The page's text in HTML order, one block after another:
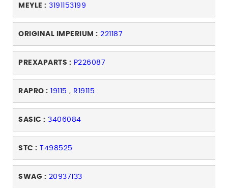
MEYLE : 3191153199
ORIGINAL IMPERIUM : 221187
PREXAPARTS : P226087
RAPRO : 19115 , R19115
SASIC : 3406084
STC : T498525
SWAG : 20937133